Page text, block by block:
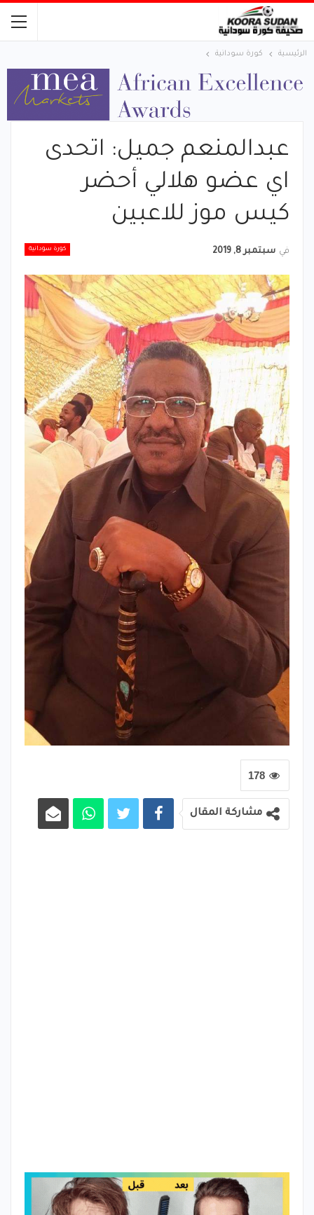
الرئيسية كورة سودانية
عبدالمنعم جميل: اتحدى
اي عضو هلالي أحضر
كيس موز للاعبين
كورة سودانية في سبتمبر 8, 2019
178
مشاركة المقال